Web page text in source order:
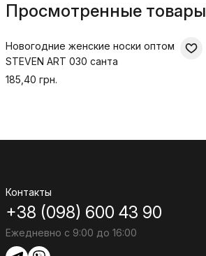
Просмотренные товары
Новогодние женские носки оптом
STEVEN ART 030 санта
185,40 грн.
Контакты
+38 (098) 600 43 90
Ежедневно с 9:00 до 16:00